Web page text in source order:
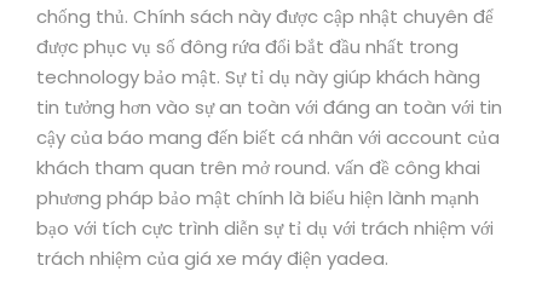
chống thủ. Chính sách này được cập nhật chuyên để
được phục vụ số đông rứa đổi bắt đầu nhất trong
technology bảo mật. Sự tỉ dụ này giúp khách hàng
tin tưởng hơn vào sự an toàn với đáng an toàn với tin
cậy của báo mang đến biết cá nhân với account của
khách tham quan trên mở round. vấn đề công khai
phương pháp bảo mật chính là biểu hiện lành mạnh
bạo với tích cực trình diễn sự tỉ dụ với trách nhiệm với
trách nhiệm của giá xe máy điện yadea.